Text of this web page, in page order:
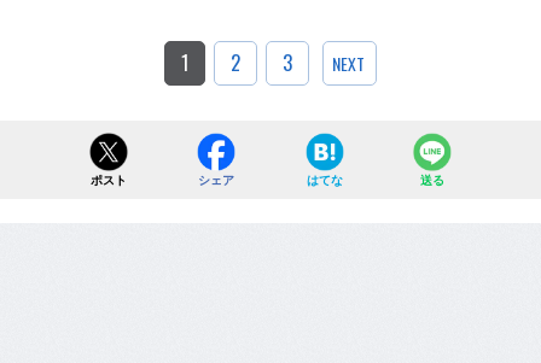
1 2 3 NEXT
ポスト シェア はてな 送る